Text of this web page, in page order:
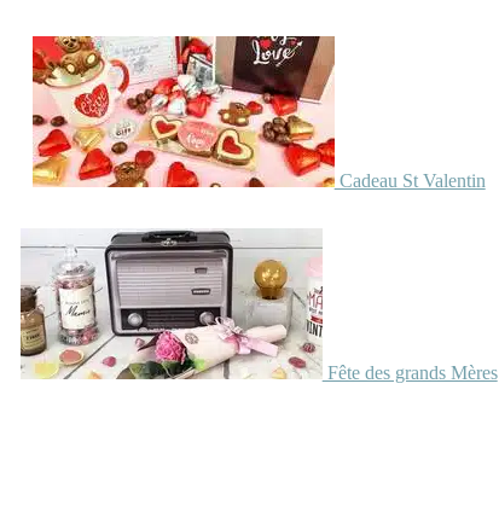
Cadeau St Valentin
Fête des grands Mères